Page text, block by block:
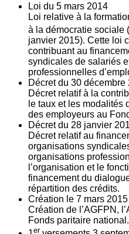
Loi du 5 mars 2014
Loi relative à la
à la démocratie sociale
janvier 2015). Cette loi
contribuant au
syndicales de salariés
professionnelles
Décret du 30 décembre
Décret relatif à la
le taux et les modalités
des employeurs au
Décret du 28 janvier
Décret relatif au
organisations
organisations
l’organisation et le
financement du
répartition des crédits.
Création le 7 mars 2015
Création de l’AGFPN,
Fonds paritaire national.
er